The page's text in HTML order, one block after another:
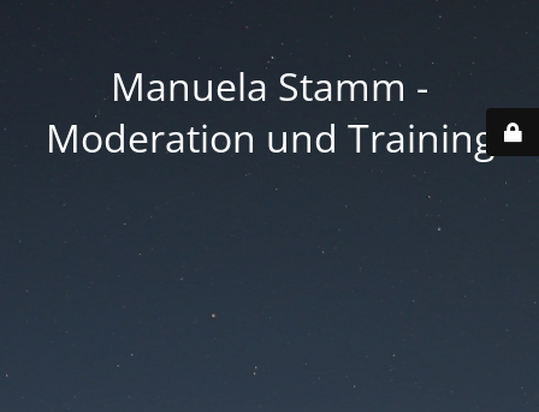
Manuela Stamm -
Moderation und Training